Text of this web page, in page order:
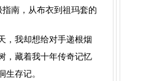
南，从布衣到祖玛套的
，我却想给对手递根烟
，藏着我十年传奇记忆
生存记。